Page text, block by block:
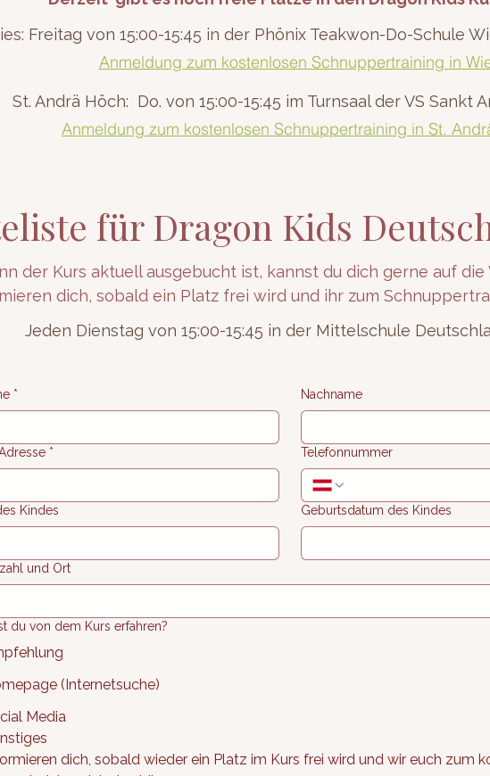
Freitag von 15:00-15:45 in der Phönix Teakwon-Do-Schule
Anmeldung zum kostenlosen Schnuppertraining in
St. Andrä Höch: Do. von 15:00-15:45 im Turnsaal der VS Sankt
Anmeldung zum kostenlosen Schnuppertraining in St.
für Dragon Kids
der Kurs aktuell ausgebucht ist, kannst du dich gerne auf
dich, sobald ein Platz frei wird und ihr zum
Jeden Dienstag von 15:00-15:45 in der Mittelschule
* Nachname
* Telefonnummer
Kindes Geburtsdatum des Kindes
und Ort
du von dem Kurs erfahren?
(Internetsuche)
Media
dich, sobald wieder ein Platz im Kurs frei wird und wir euch zum